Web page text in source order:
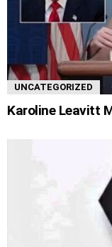
UNCATEGORIZED
Karoline Leavitt